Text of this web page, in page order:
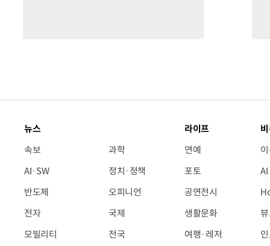
뉴스
속보
AI·SW
반도체
전자
모빌리티
과학
정치·정책
오피니언
국제
전국
라이프
연예
포토
공연전시
생활문화
여행·레저